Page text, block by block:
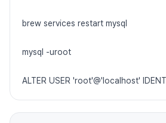
brew services restart mysql
mysql -uroot
ALTER USER 'root'@'localhost'